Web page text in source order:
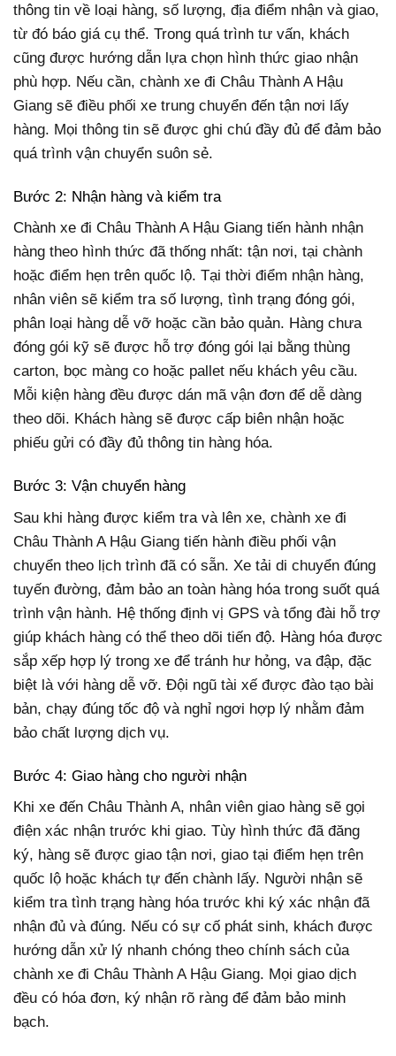
thông tin về loại hàng, số lượng, địa điểm nhận và giao,
từ đó báo giá cụ thể. Trong quá trình tư vấn, khách
cũng được hướng dẫn lựa chọn hình thức giao nhận
phù hợp. Nếu cần, chành xe đi Châu Thành A Hậu
Giang sẽ điều phối xe trung chuyển đến tận nơi lấy
hàng. Mọi thông tin sẽ được ghi chú đầy đủ để đảm bảo
quá trình vận chuyển suôn sẻ.
Bước 2: Nhận hàng và kiểm tra
Chành xe đi Châu Thành A Hậu Giang tiến hành nhận
hàng theo hình thức đã thống nhất: tận nơi, tại chành
hoặc điểm hẹn trên quốc lộ. Tại thời điểm nhận hàng,
nhân viên sẽ kiểm tra số lượng, tình trạng đóng gói,
phân loại hàng dễ vỡ hoặc cần bảo quản. Hàng chưa
đóng gói kỹ sẽ được hỗ trợ đóng gói lại bằng thùng
carton, bọc màng co hoặc pallet nếu khách yêu cầu.
Mỗi kiện hàng đều được dán mã vận đơn để dễ dàng
theo dõi. Khách hàng sẽ được cấp biên nhận hoặc
phiếu gửi có đầy đủ thông tin hàng hóa.
Bước 3: Vận chuyển hàng
Sau khi hàng được kiểm tra và lên xe, chành xe đi
Châu Thành A Hậu Giang tiến hành điều phối vận
chuyển theo lịch trình đã có sẵn. Xe tải di chuyển đúng
tuyến đường, đảm bảo an toàn hàng hóa trong suốt quá
trình vận hành. Hệ thống định vị GPS và tổng đài hỗ trợ
giúp khách hàng có thể theo dõi tiến độ. Hàng hóa được
sắp xếp hợp lý trong xe để tránh hư hỏng, va đập, đặc
biệt là với hàng dễ vỡ. Đội ngũ tài xế được đào tạo bài
bản, chạy đúng tốc độ và nghỉ ngơi hợp lý nhằm đảm
bảo chất lượng dịch vụ.
Bước 4: Giao hàng cho người nhận
Khi xe đến Châu Thành A, nhân viên giao hàng sẽ gọi
điện xác nhận trước khi giao. Tùy hình thức đã đăng
ký, hàng sẽ được giao tận nơi, giao tại điểm hẹn trên
quốc lộ hoặc khách tự đến chành lấy. Người nhận sẽ
kiểm tra tình trạng hàng hóa trước khi ký xác nhận đã
nhận đủ và đúng. Nếu có sự cố phát sinh, khách được
hướng dẫn xử lý nhanh chóng theo chính sách của
chành xe đi Châu Thành A Hậu Giang. Mọi giao dịch
đều có hóa đơn, ký nhận rõ ràng để đảm bảo minh
bạch.